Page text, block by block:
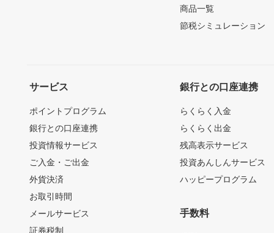
商品一覧
節税シミュレーション
サービス
ポイントプログラム
銀行との口座連携
投資情報サービス
ご入金・ご出金
外貨決済
お取引時間
メールサービス
証券税制
銀行との口座連携
らくらく入金
らくらく出金
残高表示サービス
投資あんしんサービス
ハッピープログラム
手数料